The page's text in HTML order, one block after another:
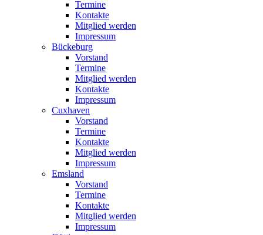
Termine
Kontakte
Mitglied werden
Impressum
Bückeburg
Vorstand
Termine
Mitglied werden
Kontakte
Impressum
Cuxhaven
Vorstand
Termine
Kontakte
Mitglied werden
Impressum
Emsland
Vorstand
Termine
Kontakte
Mitglied werden
Impressum